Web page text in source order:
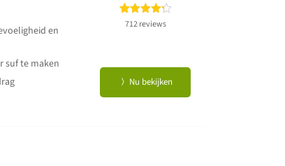
en
suf te maken
Gewaardeerd
712
712 reviews
Nu bekijken